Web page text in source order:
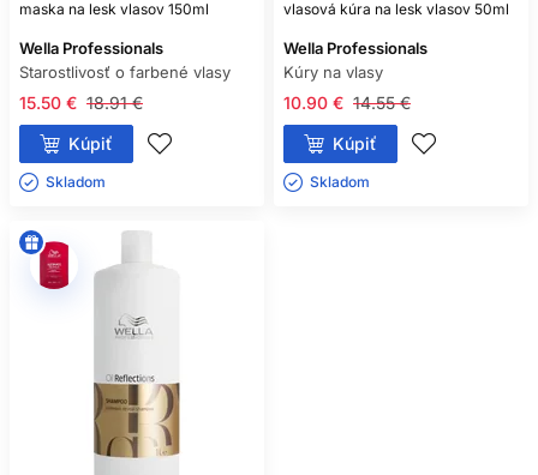
JE VLASOVÝ OLEJ NÁHRADOU
KONDICIONÉRA?
Nie. Kondicionér ošetruje vlasy po umytí, zatiaľ čo olej slúži
najmä ako záverečná bezoplachová starostlivosť na
uhladenie a lesk.
maska na lesk vlasov 150ml
Wella Professionals
Starostlivosť o farbené vlasy
18.91 €
15.50 €
Kúpiť
Skladom ㅤ
vlasová kúra na lesk vlasov 50ml
Wella Professionals
Kúry na vlasy
14.55 €
10.90 €
Kúpiť
Skladom ㅤ